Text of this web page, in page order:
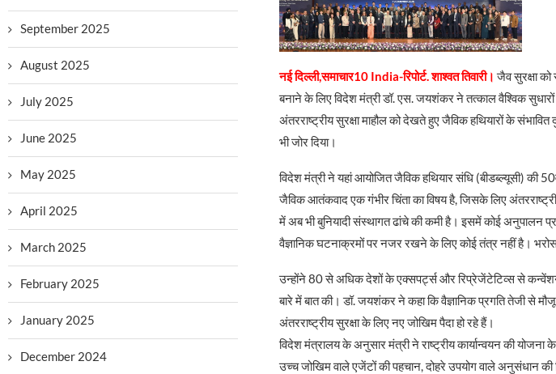
नई दिल्ली,समाचार10 India-रिपोर्ट. शाश्वत तिवारी। जैव सुरक्षा
बनाने के लिए विदेश मंत्री डॉ. एस. जयशंकर ने तत्काल वैश्विक
अंतरराष्ट्रीय सुरक्षा माहौल को देखते हुए जैविक हथियारों के
भी जोर दिया।
विदेश मंत्री ने यहां आयोजित जैविक हथियार संधि (बीडब्ल्यूसी) की
जैविक आतंकवाद एक गंभीर चिंता का विषय है, जिसके लिए
में अब भी बुनियादी संस्थागत ढांचे की कमी है। इसमें कोई अनुपालन
वैज्ञानिक घटनाक्रमों पर नजर रखने के लिए कोई तंत्र नहीं है।
उन्होंने 80 से अधिक देशों के एक्सपर्ट्स और रिप्रेजेंटेटिव्स से
बारे में बात की। डॉ. जयशंकर ने कहा कि वैज्ञानिक प्रगति तेजी से
अंतरराष्ट्रीय सुरक्षा के लिए नए जोखिम पैदा हो रहे हैं।
विदेश मंत्रालय के अनुसार मंत्री ने राष्ट्रीय कार्यान्वयन की
उच्च जोखिम वाले एजेंटों की पहचान, दोहरे उपयोग वाले अनुसंधान की
September 2025
August 2025
July 2025
June 2025
May 2025
April 2025
March 2025
February 2025
January 2025
December 2024